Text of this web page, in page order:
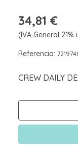
34,81 €
(IVA General 21%
Referencia:
CREW DAILY